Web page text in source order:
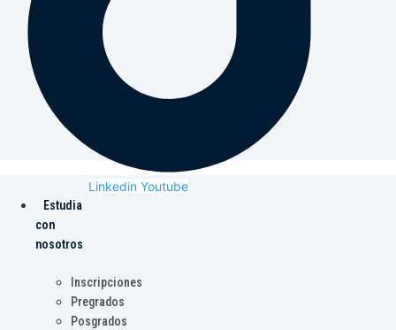
Linkedin Youtube
Estudia
con
nosotros
Inscripciones
Pregrados
Posgrados